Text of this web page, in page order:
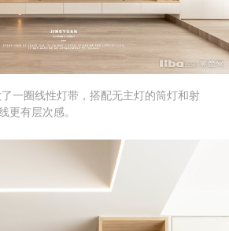
一圈线性灯带，搭配无主灯的筒灯和射
更有层次感。